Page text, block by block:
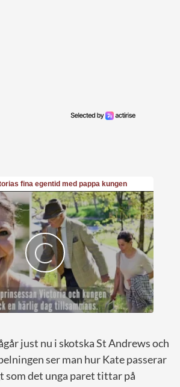
just nu i skotska St Andrews och
ser man hur Kate passerar
det unga paret tittar på